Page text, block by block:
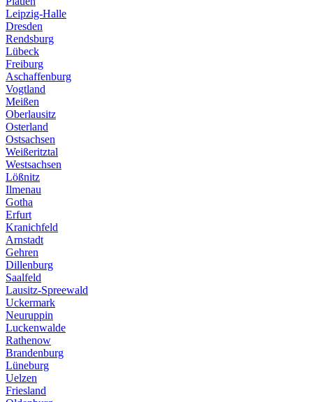
Leipzig-Halle
Dresden
Rendsburg
Lübeck
Freiburg
Aschaffenburg
Vogtland
Meißen
Oberlausitz
Osterland
Ostsachsen
Weißeritztal
Westsachsen
Lößnitz
Ilmenau
Gotha
Erfurt
Kranichfeld
Arnstadt
Gehren
Dillenburg
Saalfeld
Lausitz-Spreewald
Uckermark
Neuruppin
Luckenwalde
Rathenow
Brandenburg
Lüneburg
Uelzen
Friesland